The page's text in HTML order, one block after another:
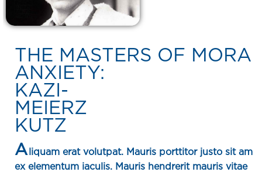
THE MASTERS OF
ANXIETY:
KAZI-
MEIERZ
KUTZ
Aliquam erat volutpat. Mauris porttitor justo sit amet
ex elementum iaculis. Mauris hendrerit mauris vitae